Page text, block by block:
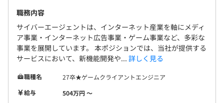
③IaaS開発
#Proxmox #SDS #Ceph #NFS #iSCSI #NVMe #GPU #BGP
#EVPN/VXLAN #RoCEv2 #100GbE #400GbE #Xeon #EPYC
④データセンターネットワーク・サーバ・ストレージ
#Cisco #Juniper #Citrix #BGP #EVPN/VXLAN #Xeon
社会保険完備（健康保険・厚生年金加入・雇用保険・労災
保険）
関東ITソフトウェア健康保険組合加入
職務内容
サイバーエージェントは、インターネット産業を軸にメディ
ア事業・インターネット広告事業・ゲーム事業など、多彩な
事業を展開しています。 本ポジションでは、当社が提供する
サービスにおいて、新機能開発や... 詳しく見る
職種名
27卒★ゲームクライアントエンジニア
給与
504万円 〜